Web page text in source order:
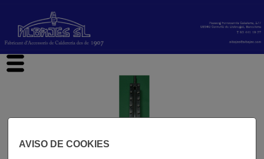
AVISO DE COOKIES